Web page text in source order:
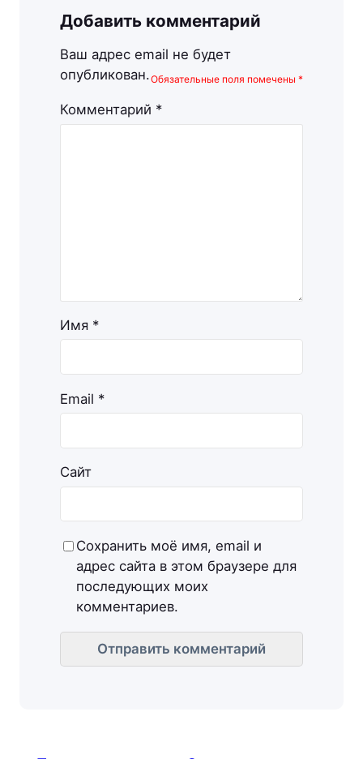
Добавить комментарий
Ваш адрес email не будет
опубликован.Обязательные поля помечены *
Комментарий *
Имя *
Email *
Сайт
Сохранить моё имя, email и
адрес сайта в этом браузере для
последующих моих
комментариев.